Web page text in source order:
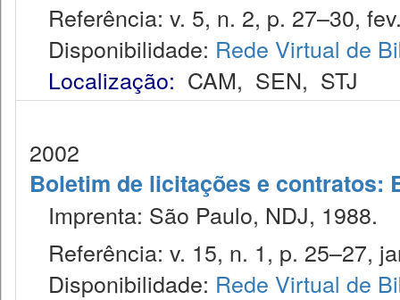
Referência: v. 5, n. 2, p. 27–30,
Disponibilidade: Rede Virtual de
Localização: CAM, SEN, STJ
2002
Boletim de licitações e contratos:
Imprenta: São Paulo, NDJ, 1988.
Referência: v. 15, n. 1, p. 25–27,
Disponibilidade: Rede Virtual de